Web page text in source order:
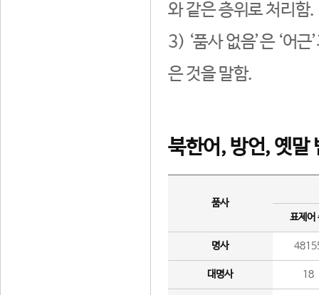
와 같은 층위로 처리함.
3) ‘품사 없음’은 ‘어
은 것을 말함.
북한어, 방언, 옛말
품사
표제어
명사
대명사 18